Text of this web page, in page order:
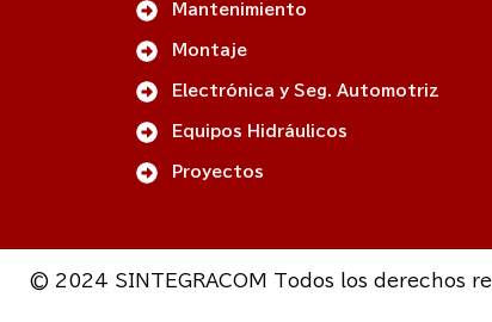
Mantenimiento
Montaje
Electrónica y Seg. Automotriz
Equipos Hidráulicos
Proyectos
© 2024 SINTEGRACOM Todos los derechos